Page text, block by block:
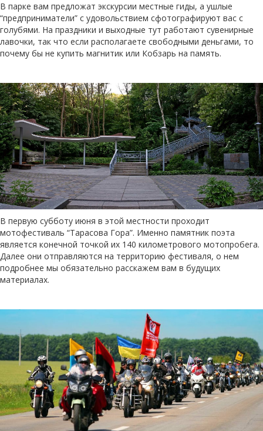
В парке вам предложат экскурсии местные гиды, а ушлые
“предприниматели” с удовольствием сфотографируют вас с
голубями. На праздники и выходные тут работают сувенирные
лавочки, так что если располагаете свободными деньгами, то
почему бы не купить магнитик или Кобзарь на память.
В первую субботу июня в этой местности проходит
мотофестиваль “Тарасова Гора”. Именно памятник поэта
является конечной точкой их 140 километрового мотопробега.
Далее они отправляются на территорию фестиваля, о нем
подробнее мы обязательно расскажем вам в будущих
материалах.